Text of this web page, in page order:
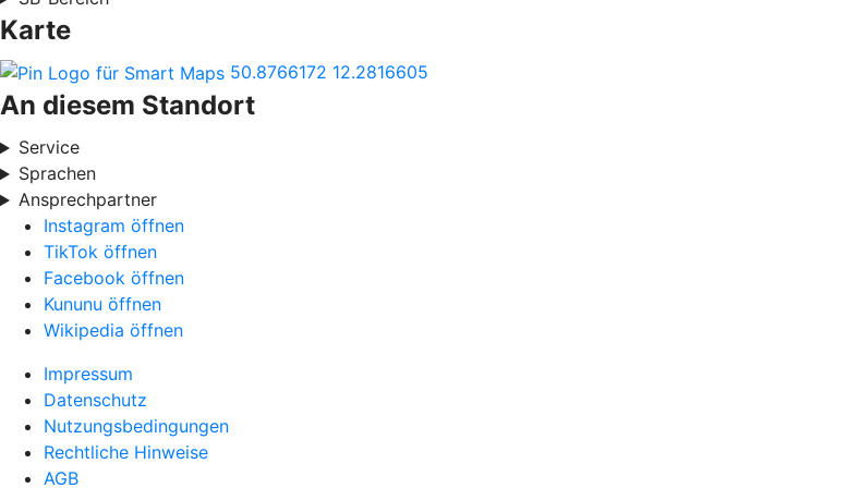
Karte
50.8766172 12.2816605
An diesem Standort
Service
Sprachen
Ansprechpartner
Instagram öffnen
TikTok öffnen
Facebook öffnen
Kununu öffnen
Wikipedia öffnen
Impressum
Datenschutz
Nutzungsbedingungen
Rechtliche Hinweise
AGB